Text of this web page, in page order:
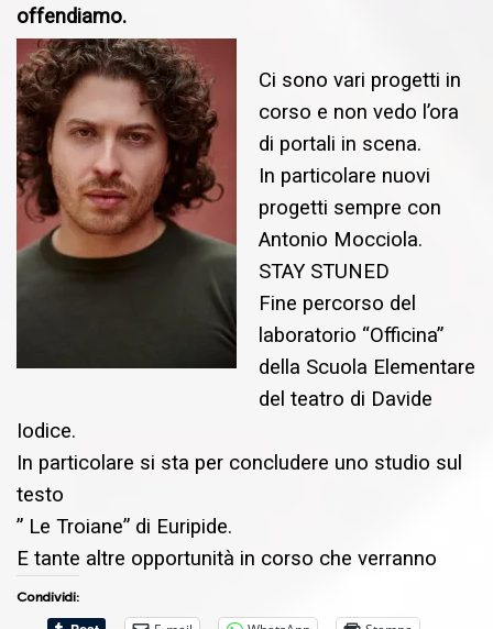
offendiamo.
Ci sono vari progetti in
corso e non vedo l’ora
di portali in scena.
In particolare nuovi
progetti sempre con
Antonio Mocciola.
STAY STUNED
Fine percorso del
laboratorio “Officina”
della Scuola Elementare
del teatro di Davide
Iodice.
In particolare si sta per concludere uno studio sul
testo
” Le Troiane” di Euripide.
E tante altre opportunità in corso che verranno
Condividi: